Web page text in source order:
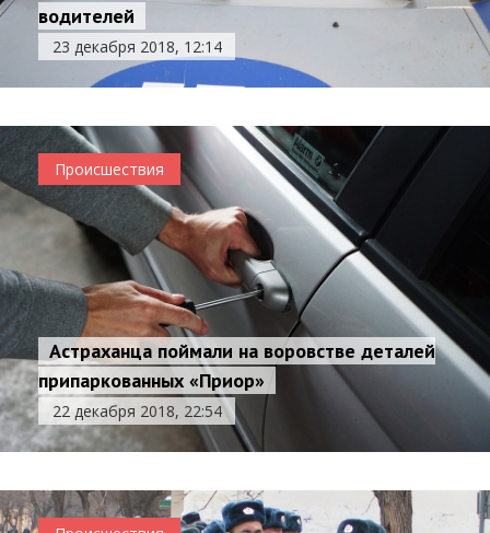
водителей
23 декабря 2018, 12:14
Происшествия
Астраханца поймали на воровстве деталей
припаркованных «Приор»
22 декабря 2018, 22:54